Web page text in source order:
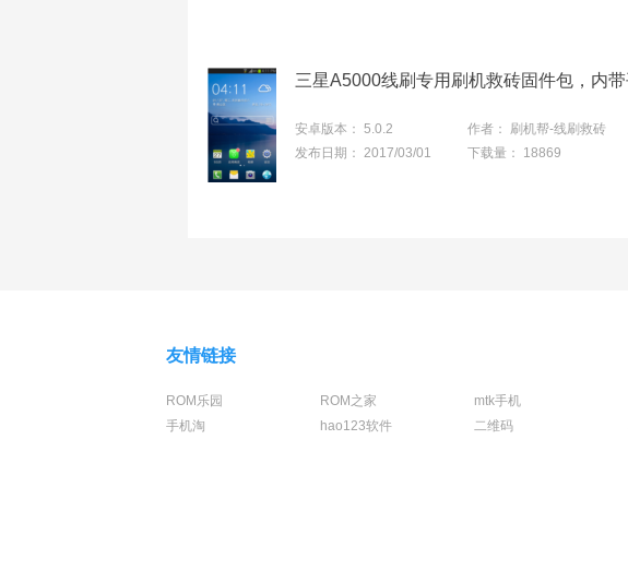
安卓版本： 5.0.2 作者： 刷机帮-线刷救砖
发布日期： 2017/03/01 下载量： 18869
友情链接
ROM乐园 ROM之家 mtk手机
手机淘
hao123软件 二维码